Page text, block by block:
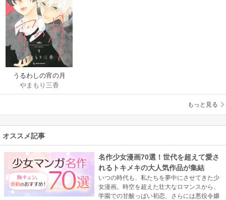
うるわしの宵の月
やまもり三香
もっと見る
オススメ記事
名作少女漫画70選！世代を超えて愛さ
れるトキメキの大人気作品が集結
いつの時代も、私たちを夢中にさせてきた少
女漫画。時空を超えた壮大なロマンスから、
学園での甘酸っぱい初恋、さらには悪役令嬢